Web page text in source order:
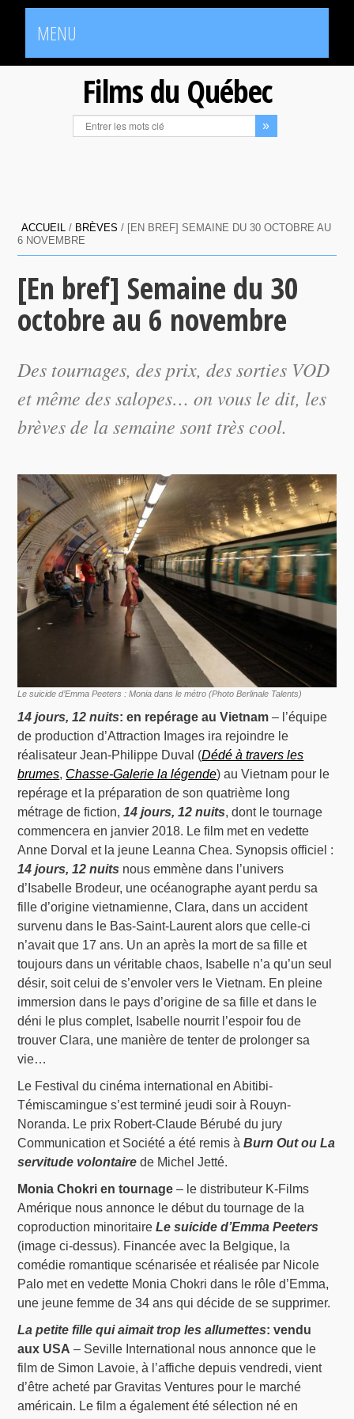
MENU
Films du Québec
ACCUEIL / BRÈVES / [EN BREF] SEMAINE DU 30 OCTOBRE AU
6 NOVEMBRE
[En bref] Semaine du 30
octobre au 6 novembre
Des tournages, des prix, des sorties VOD
et même des salopes… on vous le dit, les
brèves de la semaine sont très cool.
Le suicide d’Emma Peeters : Monia dans le métro (Photo Berlinale Talents)
14 jours, 12 nuits: en repérage au Vietnam – l’équipe
de production d’Attraction Images ira rejoindre le
réalisateur Jean-Philippe Duval (Dédé à travers les
brumes, Chasse-Galerie la légende) au Vietnam pour le
repérage et la préparation de son quatrième long
métrage de fiction,14 jours, 12 nuits, dont le tournage
commencera en janvier 2018. Le film met en vedette
Anne Dorval et la jeune Leanna Chea. Synopsis officiel :
14 jours, 12 nuits nous emmène dans l’univers
d’Isabelle Brodeur, une océanographe ayant perdu sa
fille d’origine vietnamienne, Clara, dans un accident
survenu dans le Bas-Saint-Laurent alors que celle-ci
n’avait que 17 ans. Un an après la mort de sa fille et
toujours dans un véritable chaos, Isabelle n’a qu’un seul
désir, soit celui de s’envoler vers le Vietnam. En pleine
immersion dans le pays d’origine de sa fille et dans le
déni le plus complet, Isabelle nourrit l’espoir fou de
trouver Clara, une manière de tenter de prolonger sa
vie…
Le Festival du cinéma international en Abitibi-
Témiscamingue s’est terminé jeudi soir à Rouyn-
Noranda. Le prix Robert-Claude Bérubé du jury
Communication et Société a été remis àBurn Out ou La
servitude volontaire de Michel Jetté.
Monia Chokri en tournage – le distributeur K-Films
Amérique nous annonce le début du tournage de la
coproduction minoritaireLe suicide d’Emma Peeters
(image ci-dessus). Financée avec la Belgique, la
comédie romantique scénarisée et réalisée par Nicole
Palo met en vedette Monia Chokri dans le rôle d’Emma,
une jeune femme de 34 ans qui décide de se supprimer.
La petite fille qui aimait trop les allumettes: vendu
aux USA – Seville International nous annonce que le
film de Simon Lavoie, à l’affiche depuis vendredi, vient
d’être acheté par Gravitas Ventures pour le marché
américain. Le film a également été sélection né en